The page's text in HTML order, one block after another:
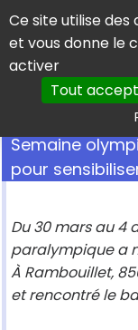
Panneau de
Ce site utilise des
et vous donne le
activer
Tout
Semaine
pour
Du 30 mars au 4
paralympique a
À Rambouillet,
et rencontré le